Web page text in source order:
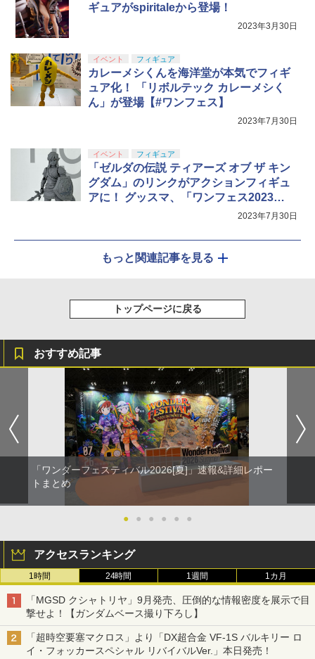
ギュアがspiritaleから登場！
2023年3月30日
イベント フィギュア
カレーメシくんを海洋堂が本気でフィギ
ュア化！ 「リボルテック カレーメシく
ん」が登場【#ワンフェス】
2023年7月30日
イベント フィギュア
「ゼルダの伝説 ティアーズ オブ ザ キン
グダム」のリンクがアクションフィギュ
アに！ グッスマ、「ワンフェス2023
[夏]」にて展示【#ワンフェス】2023年7月30日
もっと関連記事を見る
トップページに戻る
おすすめ記事
「ワンダーフェスティバル2026[夏]」速報&詳細レポー
トまとめ
● ● ● ● ● ●
アクセスランキング
1時間 24時間 1週間 1カ月
「MGSD クシャトリヤ」9月発売、圧倒的な情報密度を展示で目
撃せよ！【ガンダムベース撮り下ろし】
「超時空要塞マクロス」より「DX超合金 VF-1S バルキリー ロ
イ・フォッカースペシャル リバイバルVer.」本日発売！